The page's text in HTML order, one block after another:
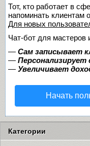
Тот, кто работает в
напоминать
Для новых
Чат-бот для мастеров
— Сам записывает
— Персонализирует
— Увеличивает
Начать
Категории